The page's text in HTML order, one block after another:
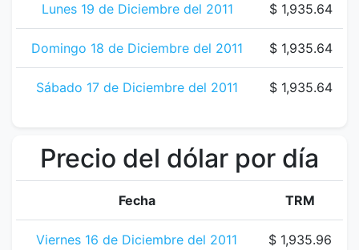
Lunes 19 de Diciembre del 2011 $ 1,935.64
Domingo 18 de Diciembre del 2011 $ 1,935.64
Sábado 17 de Diciembre del 2011 $ 1,935.64
Precio del dólar por día
Fecha TRM
Viernes 16 de Diciembre del 2011 $ 1,935.96